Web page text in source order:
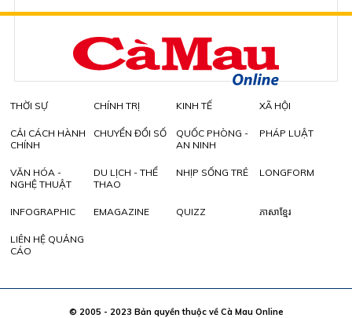
THỜI SỰ CHÍNH TRỊ KINH TẾ XÃ HỘI
CẢI CÁCH HÀNH
CHÍNH
CHUYỂN ĐỔI SỐ
QUỐC PHÒNG -
AN NINH
PHÁP LUẬT
VĂN HÓA -
NGHỆ THUẬT
DU LỊCH - THỂ
THAO
NHỊP SỐNG TRẺ LONGFORM
INFOGRAPHIC EMAGAZINE QUIZZ ភាសាខ្មែរ
LIÊN HỆ QUẢNG
CÁO
© 2005 - 2023 Bản quyền thuộc về Cà Mau Online